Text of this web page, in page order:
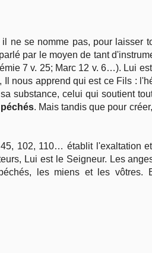
ne se nomme pas, pour laisser
par le moyen de tant
7 v. 25; Marc 12 v. 6…). Lui
nous apprend qui est ce Fils :
substance, celui qui soutient
. Mais tandis que pour
102, 110… établit l'exaltation
Lui est le Seigneur. Les
les miens et les vôtres.